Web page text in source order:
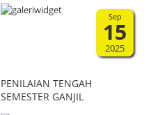
Sep
15
2025
PENILAIAN TENGAH
SEMESTER GANJIL